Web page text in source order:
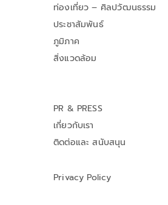
ท่องเที่ยว – ศิลปวัฒนธรรม
ประชาสัมพันธ์
ภูมิภาค
สิ่งแวดล้อม
PR & PRESS
เกี่ยวกับเรา
ติดต่อและ สนับสนุน
Privacy Policy